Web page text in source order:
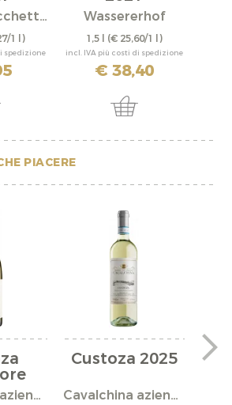
Cantine Sacchetto S.r.l.
1 l)
spedizione
Wassererhof
1,5 l (€ 25,60/1 l)
incl. IVA più costi di spedizione
€ 38,40
PIACERE
Cavalchina azienda agricola
Custoza 2025
Cavalchina azienda agricola